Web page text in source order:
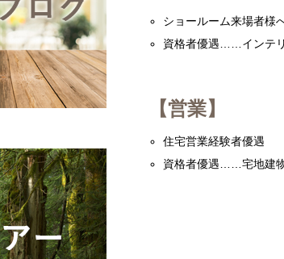
ショールーム来場者様
資格者優遇……インテ
【営業】
住宅営業経験者優遇
資格者優遇……宅地建